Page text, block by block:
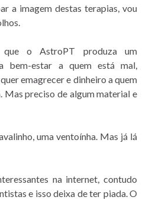
a imagem destas terapias, vou
que o AstroPT produza um
bem-estar a quem está mal,
emagrecer e dinheiro a quem
Mas preciso de algum material e
uma ventoínha. Mas já lá
na internet, contudo
e isso deixa de ter piada. O